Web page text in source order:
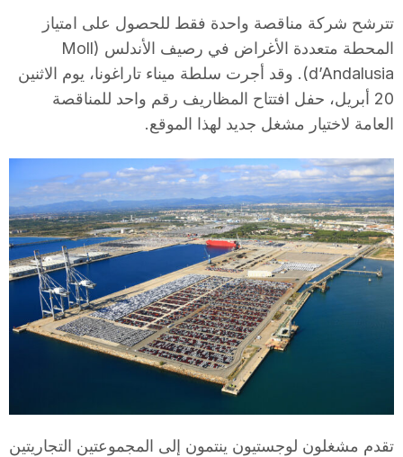
u
a
t
تترشح شركة مناقصة واحدة فقط للحصول على امتياز
المحطة متعددة الأغراض في رصيف الأندلس (Moll
d’Andalusia). وقد أجرت سلطة ميناء تاراغونا، يوم الاثنين
20 أبريل، حفل افتتاح المظاريف رقم واحد للمناقصة
العامة لاختيار مشغل جديد لهذا الموقع.
تقدم مشغلون لوجستيون ينتمون إلى المجموعتين التجاريتين